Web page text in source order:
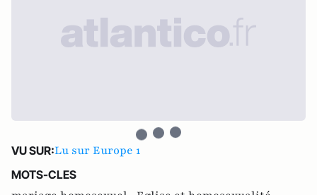
VU SUR:Lu sur Europe 1
MOTS-CLES